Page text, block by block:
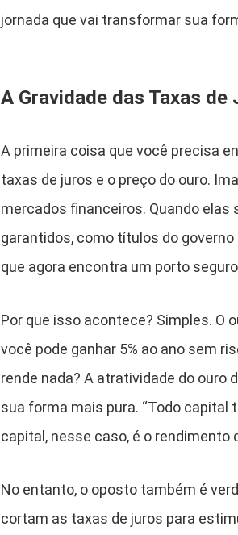
jornada que vai transformar sua
A Gravidade das Taxas de
A primeira coisa que você precisa
taxas de juros e o preço do ouro.
mercados financeiros. Quando
garantidos, como títulos do governo
que agora encontra um porto
Por que isso acontece? Simples. O
você pode ganhar 5% ao ano sem
rende nada? A atratividade do ouro
sua forma mais pura. “Todo capital
capital, nesse caso, é o rendimento
No entanto, o oposto também é
cortam as taxas de juros para